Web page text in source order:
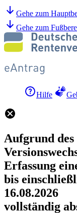
Gehe zum
Gehe zum
Hilfe
Aufgrund des
Erfassung
bis
16.08.2026
vollständig